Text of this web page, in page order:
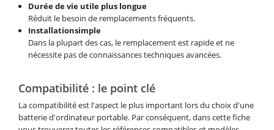
Durée de vie utile plus longue
Réduit le besoin de remplacements fréquents.
Installationsimple
Dans la plupart des cas, le remplacement est rapide et ne
nécessite pas de connaissances techniques avancées.
Compatibilité : le point clé
La compatibilité est l'aspect le plus important lors du choix d'une
batterie d'ordinateur portable. Par conséquent, dans cette fiche